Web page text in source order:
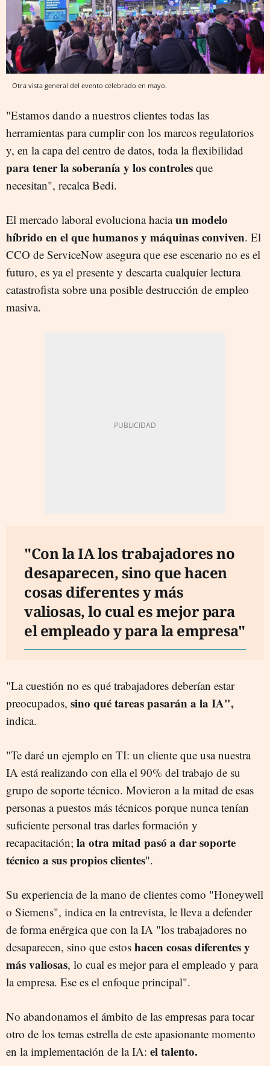
Otra vista general del evento celebrado en mayo.
"Estamos dando a nuestros clientes todas las
herramientas para cumplir con los marcos regulatorios
y, en la capa del centro de datos, toda la flexibilidad
para tener la soberanía y los controles que
necesitan", recalca Bedi.
El mercado laboral evoluciona haciaun modelo
híbrido en el que humanos y máquinas conviven. El
CCO de ServiceNow asegura que ese escenario no es el
futuro, es ya el presente y descarta cualquier lectura
catastrofista sobre una posible destrucción de empleo
masiva.
"Con la IA los trabajadores no
desaparecen, sino que hacen
cosas diferentes y más
valiosas, lo cual es mejor para
el empleado y para la empresa"
"La cuestión no es qué trabajadores deberían estar
preocupados, sino qué tareas pasarán a la IA",
indica.
"Te daré un ejemplo en TI: un cliente que usa nuestra
IA está realizando con ella el 90% del trabajo de su
grupo de soporte técnico. Movieron a la mitad de esas
personas a puestos más técnicos porque nunca tenían
suficiente personal tras darles formación y
recapacitación; la otra mitad pasó a dar soporte
técnico a sus propios clientes".
Su experiencia de la mano de clientes como "Honeywell
o Siemens", indica en la entrevista, le lleva a defender
de forma enérgica que con la IA "los trabajadores no
desaparecen, sino que estos hacen cosas diferentes y
más valiosas, lo cual es mejor para el empleado y para
la empresa. Ese es el enfoque principal".
No abandonamos el ámbito de las empresas para tocar
otro de los temas estrella de este apasionante momento
en la implementación de la IA: el talento.